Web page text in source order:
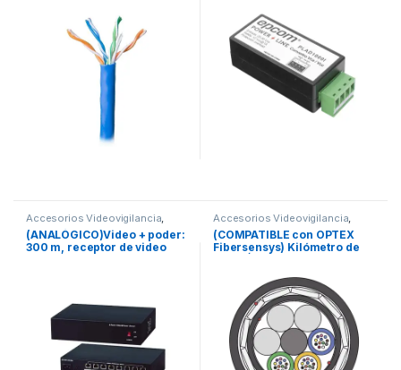
12Vcc @ 1 A / ENVIO DE
ENERGIA A LARGAS
DISTANCIAS / Terminales
Tipo Tornillo.
Accesorios Videovigilancia,
Videovigilancia
(ANALÓGICO)Video + poder:
300 m, receptor de video
Accesorios Videovigilancia,
Cables y Conectores,
Videovigilancia
(COMPATIBLE con OPTEX
Fibersensys) Kilómetro de
Dieléctrica, Monomodo 36
Hilos, Span 200